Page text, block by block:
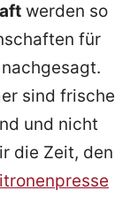
werden so
für
sind frische
und nicht
die Zeit, den